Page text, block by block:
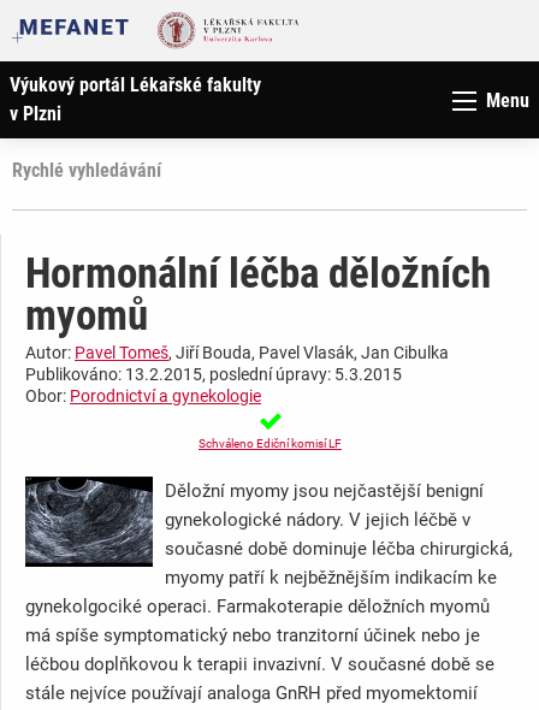
Výukový portál Lékařské fakulty
v Plzni
Menu
Rychlé vyhledávání
Hormonální léčba děložních
myomů
Autor: Pavel Tomeš, Jiří Bouda, Pavel Vlasák, Jan Cibulka
Publikováno: 13.2.2015, poslední úpravy: 5.3.2015
Obor: Porodnictví a gynekologie
Schváleno Ediční komisí LF
Děložní myomy jsou nejčastější benigní
gynekologické nádory. V jejich léčbě v
současné době dominuje léčba chirurgická,
myomy patří k nejběžnějším indikacím ke
gynekolgociké operaci. Farmakoterapie děložních myomů
má spíše symptomatický nebo tranzitorní účinek nebo je
léčbou doplňkovou k terapii invazivní. V současné době se
stále nejvíce používají analoga GnRH před myomektomií